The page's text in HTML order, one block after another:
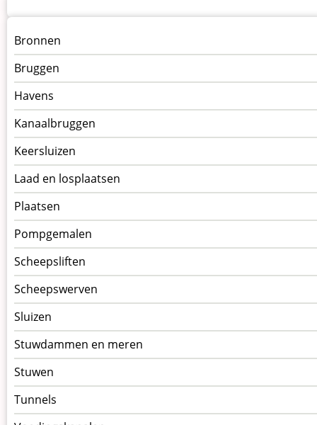
Menu
kunstwerken
op
kunstwerkpagina
Bronnen
Bruggen
Havens
Kanaalbruggen
Keersluizen
Laad en losplaatsen
Plaatsen
Pompgemalen
Scheepsliften
Scheepswerven
Sluizen
Stuwdammen en meren
Stuwen
Tunnels